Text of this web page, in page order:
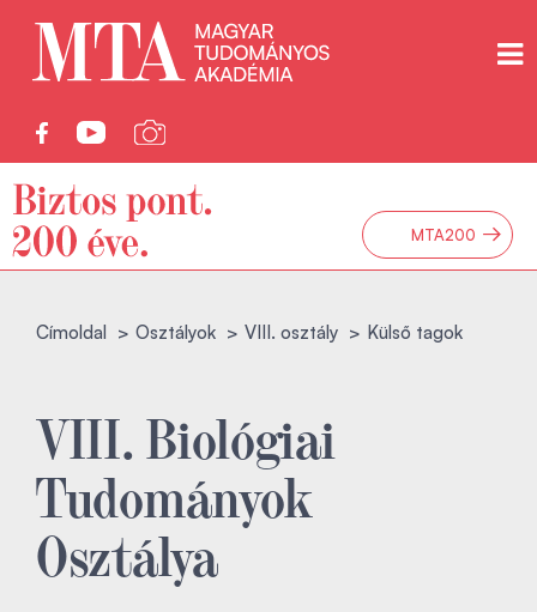
MTA200 →
Címoldal Osztályok VIII. osztály Külső tagok
VIII. Biológiai
Tudományok
Osztálya